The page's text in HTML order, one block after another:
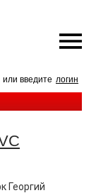
или введите логин
Георгий